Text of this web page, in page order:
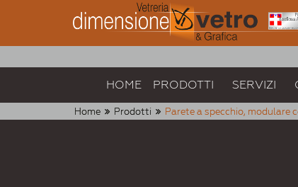
HOME PRODOTTI SERVIZI
Home Prodotti Parete a specchio, modulare